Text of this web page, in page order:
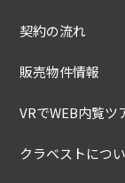
契約の流れ
販売物件情報
VRでWEB内覧ツ
クラベストにつ